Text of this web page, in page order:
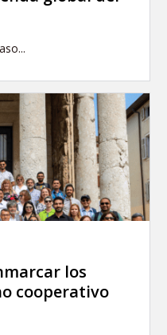
los
cooperativo